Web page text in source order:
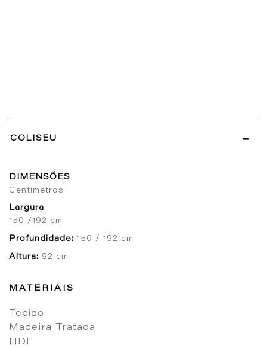
COLISEU
DIMENSÕES
Centímetros
Largura
150 /192 cm
Profundidade: 150 / 192 cm
Altura: 92 cm
MATERIAIS
Tecido
Madeira Tratada
HDF